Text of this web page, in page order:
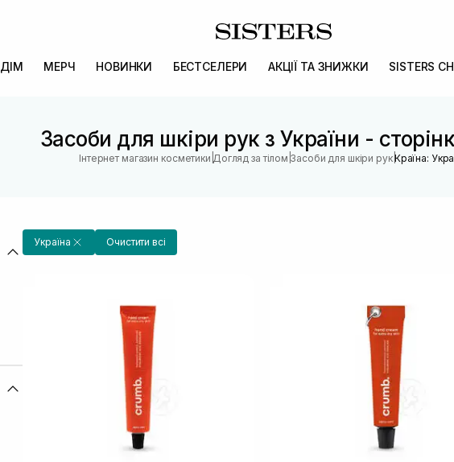
ДІМ МЕРЧ НОВИНКИ БЕСТСЕЛЕРИ АКЦІЇ ТА ЗНИЖКИ SISTERS
Засоби для шкіри рук з України -
Інтернет магазин косметики Догляд за тілом |Засоби для шкіри рук|Країна:
Україна Очистити всі